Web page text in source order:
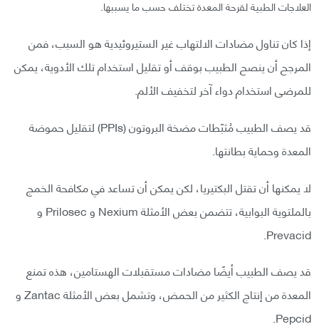
العلاجات الطبية لقرحة المعدة تختلف حسب ما يسببها.
إذا كان تناول مضادات الالتهاب غير الستيروئيدية هو السبب، فمن
المرجح أن ينصح الطبيب بوقف أو تقليل استخدام تلك الأدوية، يمكن
للمرضى استخدام دواء آخر لتخفيف الألم.
قد يصف الطبيب مُثبّطات مضخة البروتون (PPIs) لتقليل حموضة
المعدة وحماية بطانتها.
لا يمكنها أن تقتل البكتيريا، لكن يمكن أن تساعد في مكافحة الخمج
بالملتوية البوابية، تتضمن بعض الأمثلة Nexium و Prilosec و
Prevacid.
قد يصف الطبيب أيضًا مضادات مستقبلات الهستامين، هذه تمنع
المعدة من إنتاج الكثير من الحمض، وتشمل بعض الأمثلة Zantac و
Pepcid.